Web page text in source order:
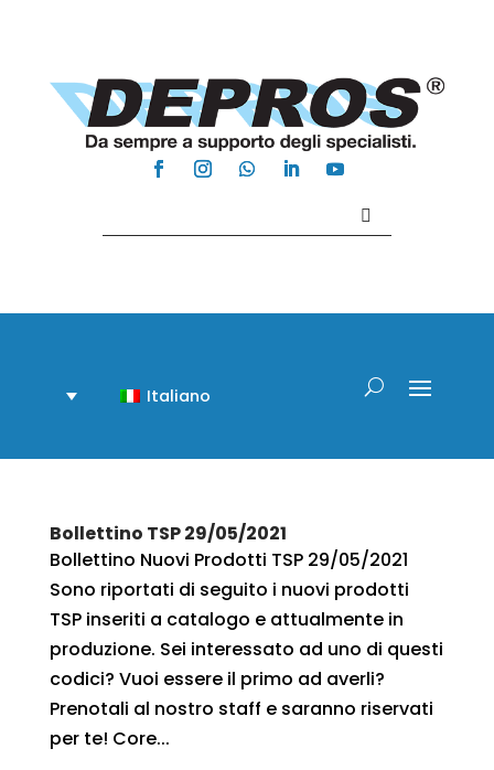
Italiano
Bollettino TSP 29/05/2021
Bollettino Nuovi Prodotti TSP 29/05/2021
Sono riportati di seguito i nuovi prodotti
TSP inseriti a catalogo e attualmente in
produzione. Sei interessato ad uno di questi
codici? Vuoi essere il primo ad averli?
Prenotali al nostro staff e saranno riservati
per te! Core...